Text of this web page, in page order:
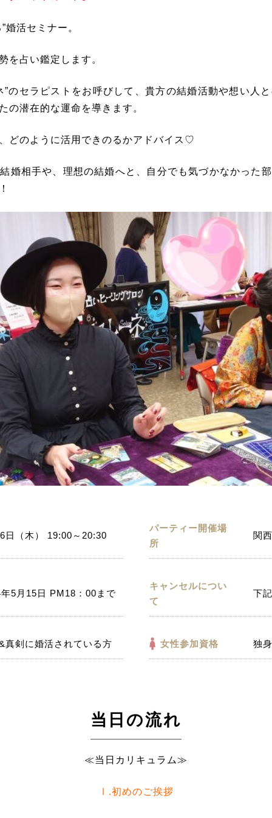
婚活セミナー。
を占い鑑定します。
”のセラピストをお呼びして、貴方の結婚活動や想い人
の潜在的な運命を導きます。
どのように活用できのるかアドバイス♡
婚相手や、理想の結婚へと、自分でも気づかなかった
日（木） 19:00～20:30
パーティー開催場
所
関
5月15日 PM18：00まで
キャンセルについ
て
下
真剣に婚活されている方 女性参加資格 独
当日の流れ
≪当日カリキュラム≫
Ⅰ.初めのご挨拶